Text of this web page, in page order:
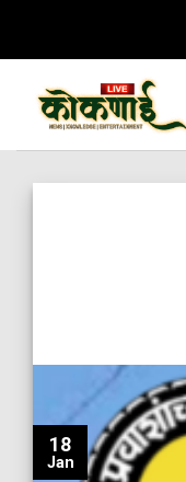
18
Jan